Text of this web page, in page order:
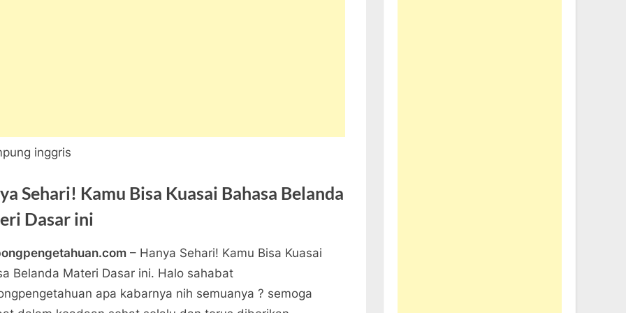
Sehari! Kamu Bisa Kuasai Bahasa Belanda
Dasar ini
Hanya
– Hanya Sehari! Kamu Bisa Kuasai
Belanda Materi Dasar ini. Halo sahabat
apa kabarnya nih semuanya ? semoga